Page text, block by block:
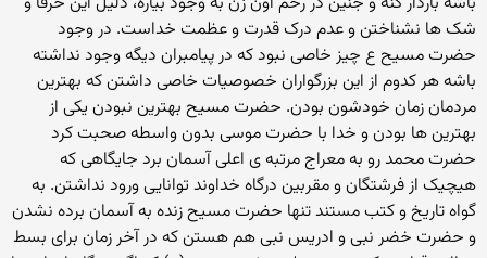
شک ها نشناختن و عدم درک قدرت و عظمت خداست. در وجود
حضرت مسیح ع چیز خاصی نبود که در پیامبران دیگه وجود نداشته
باشه هر کدوم از این بزرگواران خصوصیات خاصی داشتن که بهترین
مردمان زمان خودشون بودن. حضرت مسیح بهترین نبودن یکی از
بهترین ها بودن و خدا با حضرت موسی بدون واسطه صحبت کرد
حضرت محمد رو به معراج مرتبه ی اعلی آسمان برد جایگاهی که
هیچیک از فرشتگان و مقربین درگاه خداوند توانایی ورود نداشتن. به
گواه تاریخ و کتب مستند تنها حضرت مسیح زنده به آسمان برده نشدن
و حضرت خضر نبی و ادریس نبی هم هستن که در آخر زمان برای بسط